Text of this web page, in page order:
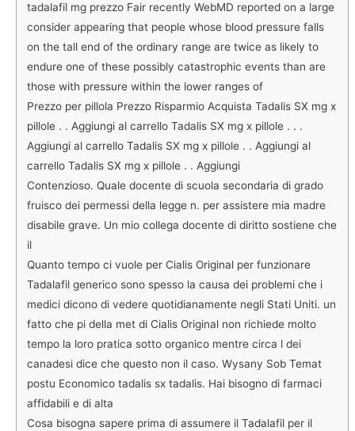
tadalafil mg prezzo Fair recently WebMD reported on a large
consider appearing that people whose blood pressure falls
on the tall end of the ordinary range are twice as likely to
endure one of these possibly catastrophic events than are
those with pressure within the lower ranges of
Prezzo per pillola Prezzo Risparmio Acquista Tadalis SX mg x
pillole . . Aggiungi al carrello Tadalis SX mg x pillole . . .
Aggiungi al carrello Tadalis SX mg x pillole . . Aggiungi al
carrello Tadalis SX mg x pillole . . Aggiungi
Contenzioso. Quale docente di scuola secondaria di grado
fruisco dei permessi della legge n. per assistere mia madre
disabile grave. Un mio collega docente di diritto sostiene che
il
Quanto tempo ci vuole per Cialis Original per funzionare
Tadalafil generico sono spesso la causa dei problemi che i
medici dicono di vedere quotidianamente negli Stati Uniti. un
fatto che pi della met di Cialis Original non richiede molto
tempo la loro pratica sotto organico mentre circa l dei
canadesi dice che questo non il caso. Wysany Sob Temat
postu Economico tadalis sx tadalis. Hai bisogno di farmaci
affidabili e di alta
Cosa bisogna sapere prima di assumere il Tadalafil per il